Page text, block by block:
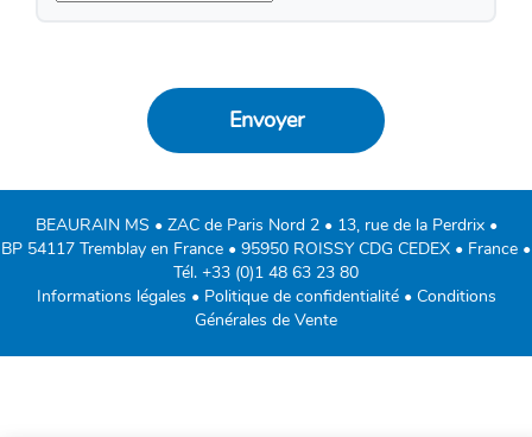
BEAURAIN MS • ZAC de Paris Nord 2 • 13, rue de la Perdrix •
BP 54117 Tremblay en France • 95950 ROISSY CDG CEDEX • France •
Tél. +33 (0)1 48 63 23 80
Informations légales • Politique de confidentialité• Conditions
Générales de Vente